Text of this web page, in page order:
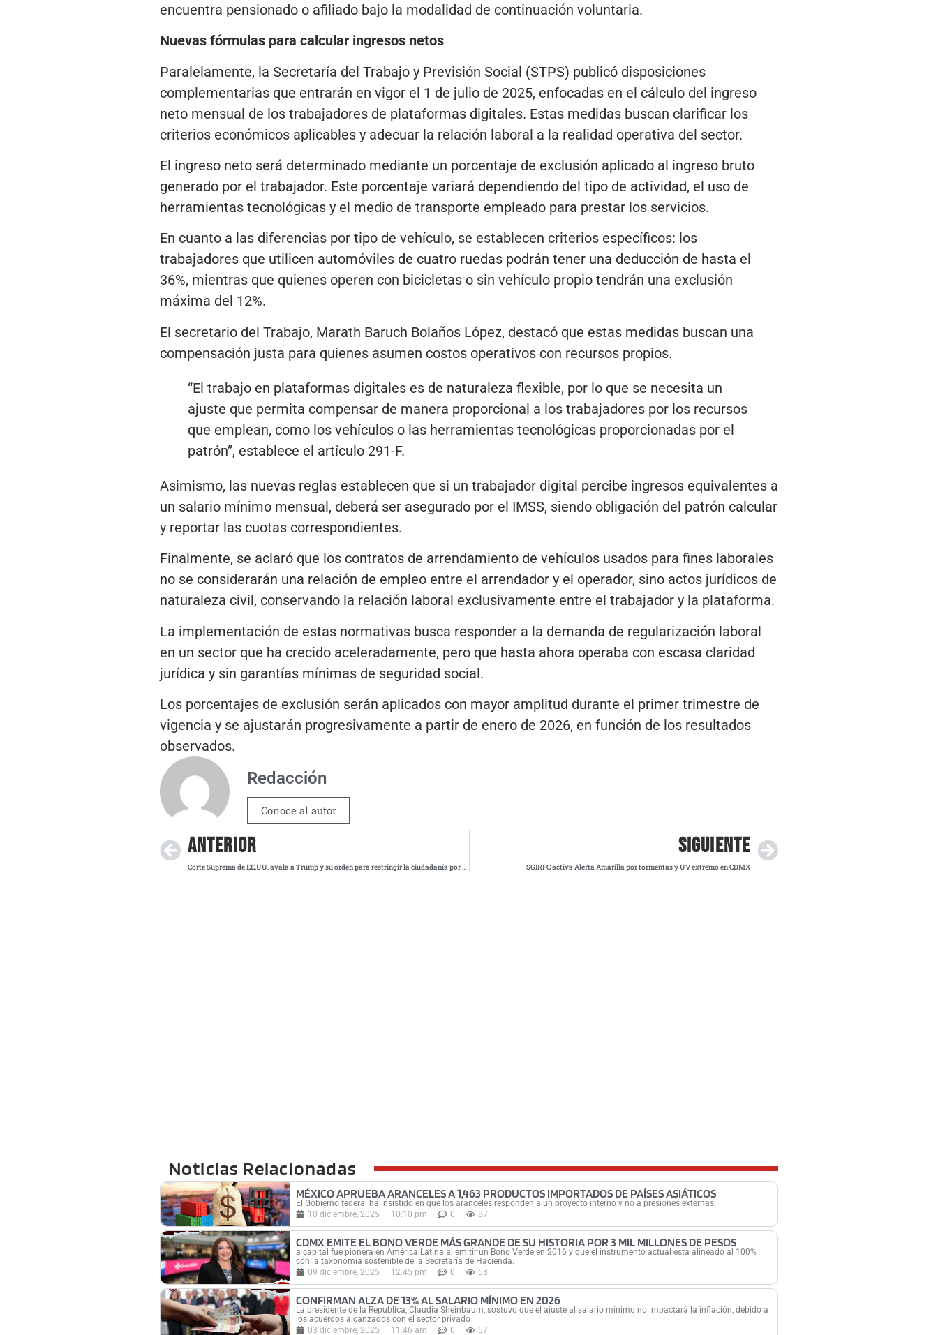
encuentra pensionado o afiliado bajo la modalidad de continuación voluntaria.
Nuevas fórmulas para calcular ingresos netos
Paralelamente, la Secretaría del Trabajo y Previsión Social (STPS) publicó disposiciones
complementarias que entrarán en vigor el 1 de julio de 2025, enfocadas en el cálculo del ingreso
neto mensual de los trabajadores de plataformas digitales. Estas medidas buscan clarificar los
criterios económicos aplicables y adecuar la relación laboral a la realidad operativa del sector.
El ingreso neto será determinado mediante un porcentaje de exclusión aplicado al ingreso bruto
generado por el trabajador. Este porcentaje variará dependiendo del tipo de actividad, el uso de
herramientas tecnológicas y el medio de transporte empleado para prestar los servicios.
En cuanto a las diferencias por tipo de vehículo, se establecen criterios específicos: los
trabajadores que utilicen automóviles de cuatro ruedas podrán tener una deducción de hasta el
36%, mientras que quienes operen con bicicletas o sin vehículo propio tendrán una exclusión
máxima del 12%.
El secretario del Trabajo, Marath Baruch Bolaños López, destacó que estas medidas buscan una
compensación justa para quienes asumen costos operativos con recursos propios.
“El trabajo en plataformas digitales es de naturaleza flexible, por lo que se necesita un
ajuste que permita compensar de manera proporcional a los trabajadores por los recursos
que emplean, como los vehículos o las herramientas tecnológicas proporcionadas por el
patrón”, establece el artículo 291-F.
Asimismo, las nuevas reglas establecen que si un trabajador digital percibe ingresos equivalentes a
un salario mínimo mensual, deberá ser asegurado por el IMSS, siendo obligación del patrón calcular
y reportar las cuotas correspondientes.
Finalmente, se aclaró que los contratos de arrendamiento de vehículos usados para fines laborales
no se considerarán una relación de empleo entre el arrendador y el operador, sino actos jurídicos de
naturaleza civil, conservando la relación laboral exclusivamente entre el trabajador y la plataforma.
La implementación de estas normativas busca responder a la demanda de regularización laboral
en un sector que ha crecido aceleradamente, pero que hasta ahora operaba con escasa claridad
jurídica y sin garantías mínimas de seguridad social.
Los porcentajes de exclusión serán aplicados con mayor amplitud durante el primer trimestre de
vigencia y se ajustarán progresivamente a partir de enero de 2026, en función de los resultados
observados.
Redacción
Conoce al autor
ANTERIOR
Corte Suprema de EE.UU. avala a Trump y su orden para restringir la ciudadanía por nacimiento
SIGUIENTE
SGIRPC activa Alerta Amarilla por tormentas y UV extremo en CDMX
Noticias Relacionadas
MÉXICO APRUEBA ARANCELES A 1,463 PRODUCTOS IMPORTADOS DE PAÍSES ASIÁTICOS
El Gobierno federal ha insistido en que los aranceles responden a un proyecto interno y no a presiones externas.
10 diciembre, 2025
10:10 pm 0 87
CDMX EMITE EL BONO VERDE MÁS GRANDE DE SU HISTORIA POR 3 MIL MILLONES DE PESOS
a capital fue pionera en América Latina al emitir un Bono Verde en 2016 y que el instrumento actual está alineado al 100%
con la taxonomía sostenible de la Secretaría de Hacienda.
09 diciembre, 2025
12:45 pm 0 58
CONFIRMAN ALZA DE 13% AL SALARIO MÍNIMO EN 2026
La presidente de la República, Claudia Sheinbaum, sostuvo que el ajuste al salario mínimo no impactará la inflación, debido a
los acuerdos alcanzados con el sector privado
03 diciembre, 2025
11:46 am 0 57